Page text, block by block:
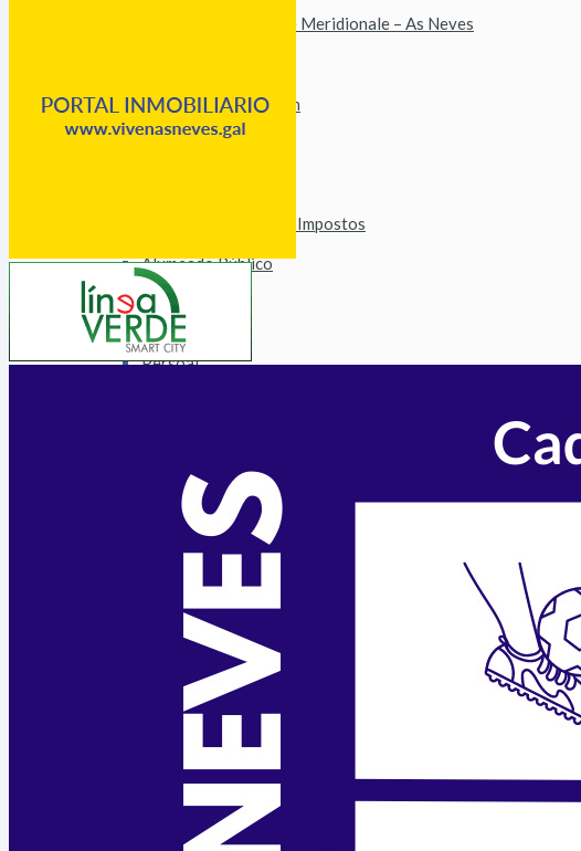
Irmandade Loira Atlantique Meridionale – As Neves
Emprego e Formación
Consumo e Comercio
Orzamentos, Taxas e Impostos
Alumeado Público
Augas
Saneamento
Vías e Obras
Servizos
Persoal
Medio Rural
Medio Urbano
Tráfico
Ensino
Biblioteca
Benestar Social
Servizos Sociais
Voluntariado
Sanidade
Cultura
Comunicación
Festexos
Policía Local